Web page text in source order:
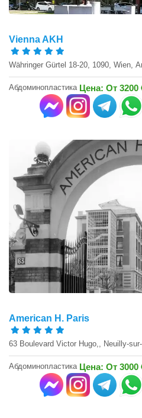
Vienna AKH
Währinger Gürtel 18-20, 1090, Wien,
Абдоминопластика Цена: От 3200
American H. Paris
63 Boulevard Victor Hugo,, Neuilly-
Абдоминопластика Цена: От 3000